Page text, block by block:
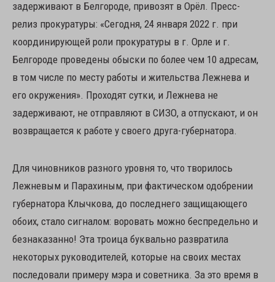
задерживают в Белгороде, привозят в Орёл. Пресс-
релиз прокуратуры: «Сегодня, 24 января 2022 г. при
координирующей роли прокуратуры в г. Орле и г.
Белгороде проведены обыски по более чем 10 адресам,
в том числе по месту работы и жительства Лежнева и
его окружения». Проходят сутки, и Лежнева не
задерживают, не отправляют в СИЗО, а отпускают, и он
возвращается к работе у своего друга-губернатора.
Для чиновников разного уровня то, что творилось
Лежневым и Парахиным, при фактическом одобрении
губернатора Клычкова, до последнего защищающего
обоих, стало сигналом: воровать можно беспредельно и
безнаказанно! Эта троица буквально развратила
некоторых руководителей, которые на своих местах
последовали примеру мэра и советника. За это время в